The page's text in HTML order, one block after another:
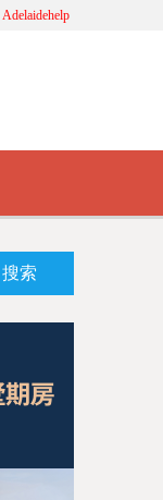
Adelaidehelp
搜索